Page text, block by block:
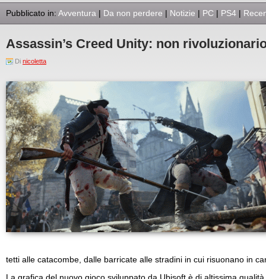
Pubblicato in: Avventura | Da non perdere | Notizie | PC | PS4 |
Assassin’s Creed Unity: non
Di nicoletta
tetti alle catacombe, dalle barricate alle stradini in cui risuonano in